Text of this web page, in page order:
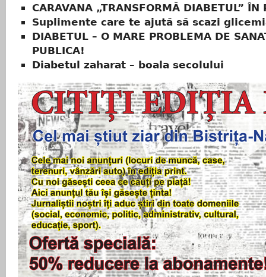
CARAVANA „TRANSFORMĂ DIABETUL” ÎN
Suplimente care te ajută să scazi
DIABETUL – O MARE PROBLEMA DE
PUBLICA!
Diabetul zaharat – boala secolului